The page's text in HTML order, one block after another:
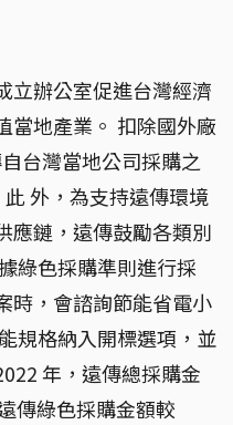
立辦公室促進台灣經濟
當地產業。 扣除國外廠
台灣當地公司採購之
外，為支持遠傳環境
應鏈，遠傳鼓勵各類別
綠色採購準則進行採
時，會諮詢節能省電小
規格納入開標選項，並
年，遠傳總採購金
傳綠色採購金額較